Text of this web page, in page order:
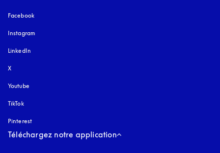
Facebook
Instagram
LinkedIn
X
Youtube
TikTok
Pinterest
Téléchargez notre application